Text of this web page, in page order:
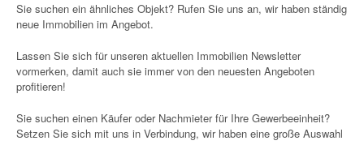
Sie suchen ein ähnliches Objekt? Rufen Sie uns an, wir haben ständig
neue Immobilien im Angebot.
Lassen Sie sich für unseren aktuellen Immobilien Newsletter
vormerken, damit auch sie immer von den neuesten Angeboten
profitieren!
Sie suchen einen Käufer oder Nachmieter für Ihre Gewerbeeinheit?
Setzen Sie sich mit uns in Verbindung, wir haben eine große Auswahl